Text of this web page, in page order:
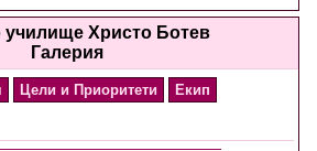
Христо Ботев
Галерия
Цели и Приоритети
Екип